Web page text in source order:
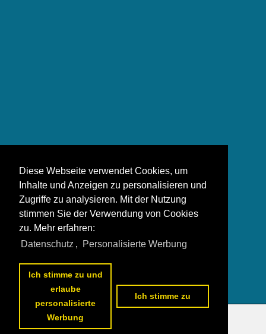
Datenschutzerklärung
Diese Webseite verwendet Cookies, um
Inhalte und Anzeigen zu personalisieren und
Zugriffe zu analysieren. Mit der Nutzung
stimmen Sie der Verwendung von Cookies
zu. Mehr erfahren:
Datenschutz , Personalisierte Werbung
Ich stimme zu und
erlaube
personalisierte
Werbung
Ich stimme zu